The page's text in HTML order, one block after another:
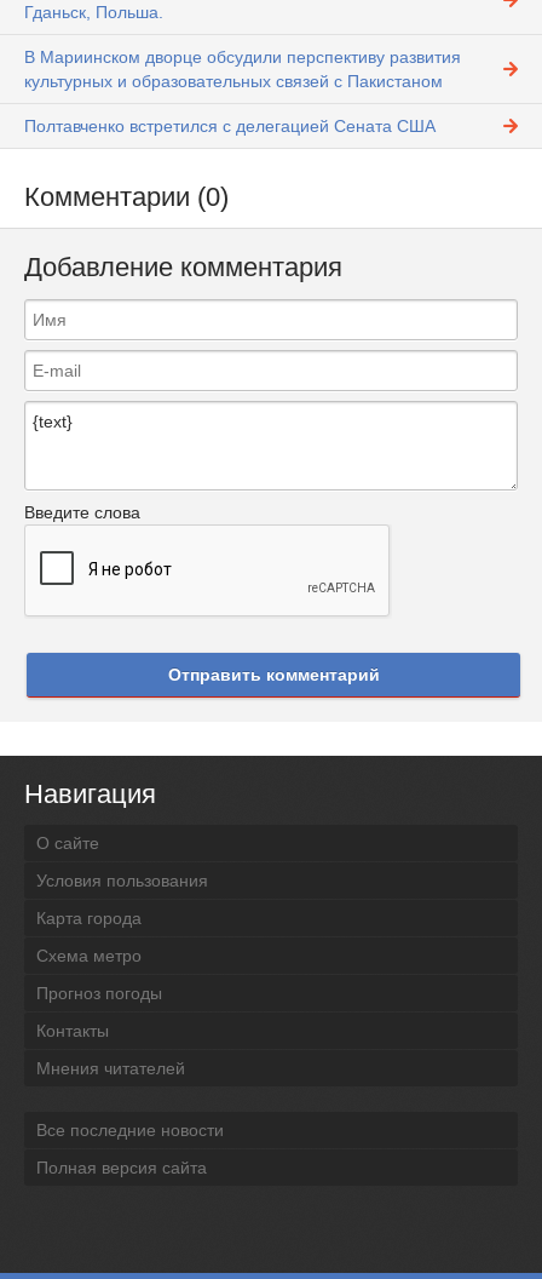
Гданьск, Польша.
В Мариинском дворце обсудили перспективу развития
культурных и образовательных связей с Пакистаном
Полтавченко встретился с делегацией Сената США
Комментарии (0)
Добавление комментария
Введите слова
Отправить комментарий
Навигация
О сайте
Условия пользования
Карта города
Схема метро
Прогноз погоды
Контакты
Мнения читателей
Все последние новости
Полная версия сайта